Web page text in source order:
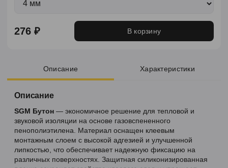
276 ₽ В корзину
Описание Характеристики
Описание
SGM Бутон — экономичное решение для тепловой и
звуковой изоляции на основе газовспененного
пенополиэтилена. Материал оснащен клеевым
монтажным слоем с высокой адгезией и улучшенной
липкостью, что обеспечивает надежную фиксацию на
различных поверхностях. Защитная силиконизированная